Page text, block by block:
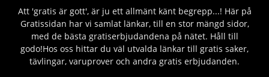
Att 'gratis är gott', är ju ett allmänt känt begrepp...! Här på
Gratissidan har vi samlat länkar, till en stor mängd sidor,
med de bästa gratiserbjudandena på nätet. Håll till
godo!Hos oss hittar du väl utvalda länkar till gratis saker,
tävlingar, varuprover och andra gratis erbjudanden.